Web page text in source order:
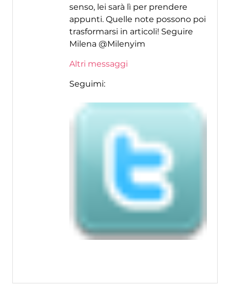
senso, lei sarà lì per prendere
appunti. Quelle note possono poi
trasformarsi in articoli! Seguire
Milena @Milenyim
Altri messaggi
Seguimi: